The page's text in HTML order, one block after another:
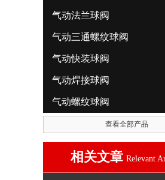
气动法兰球阀
气动三通螺纹球阀
气动快装球阀
气动焊接球阀
气动螺纹球阀
查看全部产品
相关文章 Relevant